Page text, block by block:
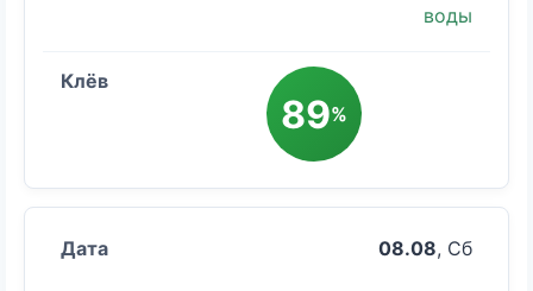
воды
89%
08.08, Сб